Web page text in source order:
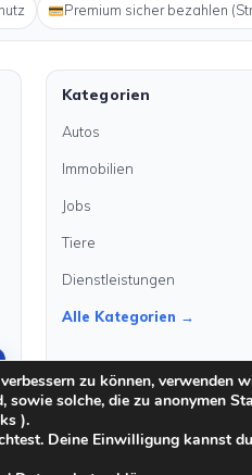
Premium sicher bezahlen
Kategorien
Autos
Immobilien
Jobs
Tiere
Dienstleistungen
Alle Kategorien →
zu können, verwenden
solche, die zu anonymen
).
Deine Einwilligung kannst